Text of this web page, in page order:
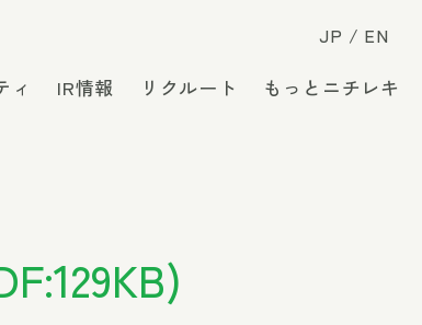
JP EN
ィ IR情報 リクルート もっとニチレキ